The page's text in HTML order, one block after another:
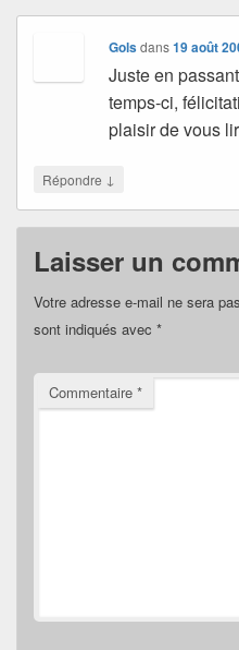
Golsdans19 août
Juste en
temps-ci,
plaisir de vous
Répondre ↓
Laisser un
Votre adresse e-mail ne sera
sont indiqués avec *
Commentaire *